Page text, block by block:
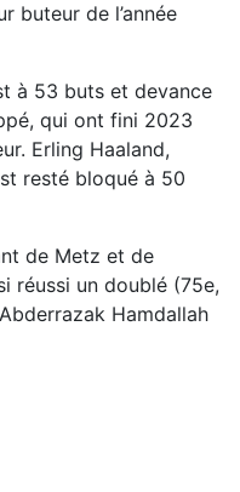
buteur de l’année
à 53 buts et devance
qui ont fini 2023
Erling Haaland,
resté bloqué à 50
de Metz et de
réussi un doublé (75e,
Hamdallah